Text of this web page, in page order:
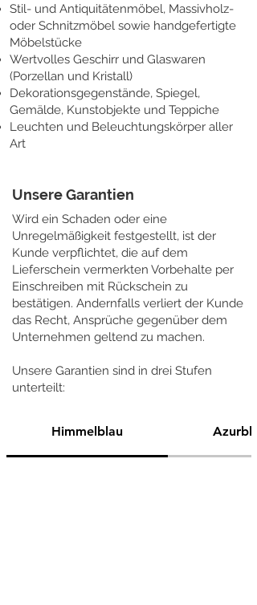
Stil- und Antiquitätenmöbel, Massivholz-
oder Schnitzmöbel sowie handgefertigte
Möbelstücke
Wertvolles Geschirr und Glaswaren
(Porzellan und Kristall)
Dekorationsgegenstände, Spiegel,
Gemälde, Kunstobjekte und Teppiche
Leuchten und Beleuchtungskörper aller
Art
Unsere Garantien
Wird ein Schaden oder eine
Unregelmäßigkeit festgestellt, ist der
Kunde verpflichtet, die auf dem
Lieferschein vermerkten Vorbehalte per
Einschreiben mit Rückschein zu
bestätigen. Andernfalls verliert der Kunde
das Recht, Ansprüche gegenüber dem
Unternehmen geltend zu machen.
Unsere Garantien sind in drei Stufen
unterteilt:
Himmelblau